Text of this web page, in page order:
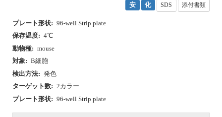
安 化 SDS 添付書類
プレート形状: 96-well Strip plate
保存温度: 4℃
動物種: mouse
対象: B細胞
検出方法: 発色
ターゲット数: 2カラー
プレート形状: 96-well Strip plate